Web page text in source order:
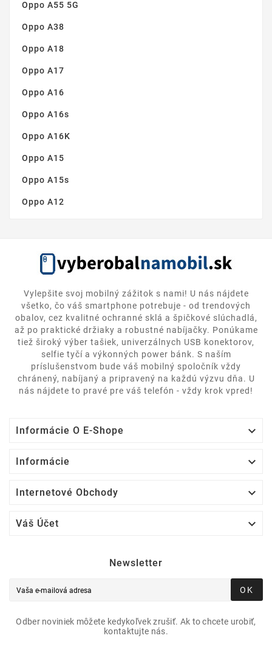
Oppo A55 5G
Oppo A38
Oppo A18
Oppo A17
Oppo A16
Oppo A16s
Oppo A16K
Oppo A15
Oppo A15s
Oppo A12
Vylepšite svoj mobilný zážitok s nami! U nás nájdete
všetko, čo váš smartphone potrebuje - od trendových
obalov, cez kvalitné ochranné sklá a špičkové slúchadlá,
až po praktické držiaky a robustné nabíjačky. Ponúkame
tiež široký výber tašiek, univerzálnych USB konektorov,
selfie tyčí a výkonných power bánk. S naším
príslušenstvom bude váš mobilný spoločník vždy
chránený, nabíjaný a pripravený na každú výzvu dňa. U
nás nájdete to pravé pre váš telefón - vždy krok vpred!
Informácie O E-Shope 
Informácie 
Internetové Obchody 
Váš Účet 
Newsletter
OK
Odber noviniek môžete kedykoľvek zrušiť. Ak to chcete urobiť,
kontaktujte nás.